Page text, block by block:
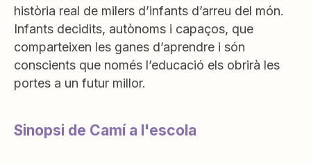
història real de milers d’infants d’arreu del món.
Infants decidits, autònoms i capaços, que
comparteixen les ganes d’aprendre i són
conscients que només l’educació els obrirà les
portes a un futur millor.
Sinopsi de Camí a l'escola